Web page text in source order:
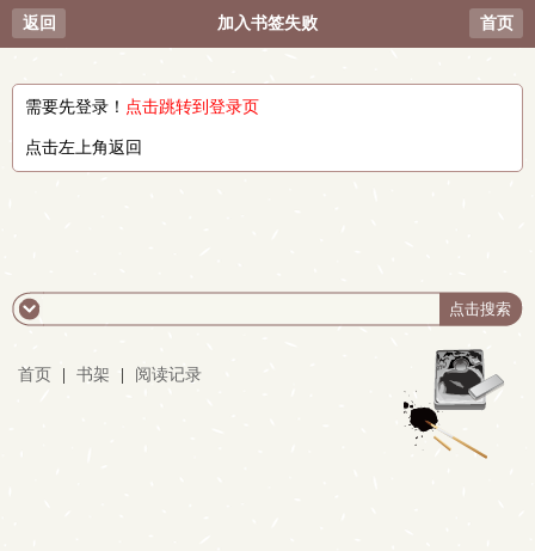
返回 加入书签失败 首页
需要先登录！ 点击跳转到登录页
点击左上角返回
首页 书架 阅读记录